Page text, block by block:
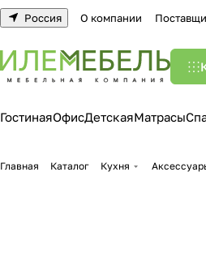
Россия О компании
ГостинаяОфисДетскаяМатрасы
Главная Каталог Кухня